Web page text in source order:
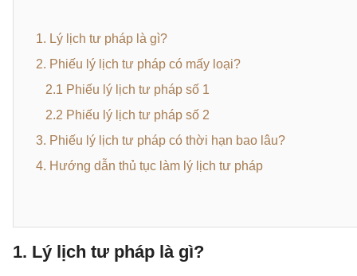
1. Lý lịch tư pháp là gì?
2. Phiếu lý lịch tư pháp có mấy loại?
2.1 Phiếu lý lịch tư pháp số 1
2.2 Phiếu lý lịch tư pháp số 2
3. Phiếu lý lịch tư pháp có thời hạn bao lâu?
4. Hướng dẫn thủ tục làm lý lịch tư pháp
1. Lý lịch tư pháp là gì?